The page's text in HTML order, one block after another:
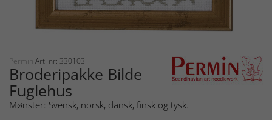
Permin Art. nr: 330103
Broderipakke Bilde
Fuglehus
Mønster: Svensk, norsk, dansk, finsk og tysk.